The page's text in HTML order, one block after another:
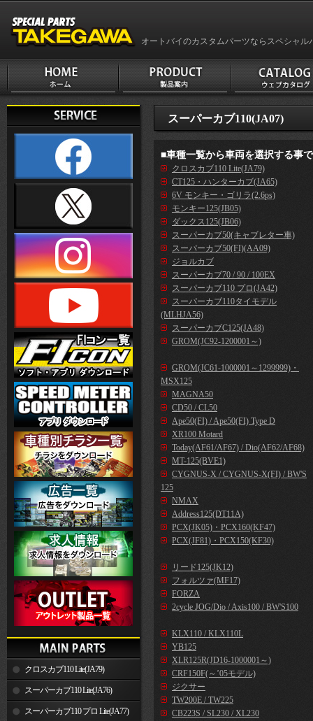
オートバイのカスタムパーツならスペシャル
クロスカブ110 Lite(JA79)
スーパーカブ110 Lite(JA76)
スーパーカブ110 プロ Lite(JA77)
スーパーカブ110(JA07)
■車種一覧から車両を選択する事
クロスカブ110 Lite(JA79)
CT125・ハンターカブ(JA65)
6V モンキー・ゴリラ(2.6ps)
モンキー125(JB05)
ダックス125(JB06)
スーパーカブ50(キャブレター車)
スーパーカブ50(FI)(AA09)
ジョルカブ
スーパーカブ70 / 90 / 100EX
スーパーカブ110 プロ(JA42)
スーパーカブ110タイモデル
(MLHJA56)
スーパーカブC125(JA48)
GROM(JC92-1200001～)
GROM(JC61-1000001～1299999)・
MSX125
MAGNA50
CD50 / CL50
Ape50(FI) / Ape50(FI) Type D
XR100 Motard
Today(AF61/AF67) / Dio(AF62/AF68)
MT-125(BVE1)
CYGNUS-X / CYGNUS-X(FI) / BW'S
125
NMAX
Address125(DT11A)
PCX(JK05)・PCX160(KF47)
PCX(JF81)・PCX150(KF30)
リード125(JK12)
フォルツァ(MF17)
FORZA
2cycle JOG/Dio / Axis100 / BW'S100
KLX110 / KLX110L
YB125
XLR125R(JD16-1000001～)
CRF150F(～’05モデル)
ジクサー
TW200E / TW225
CB223S / SL230 / XL230